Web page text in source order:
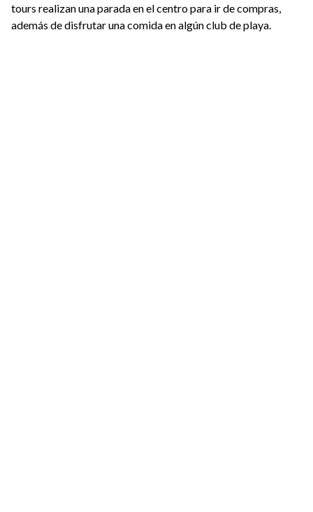
tours realizan una parada en el centro para ir de compras,
además de disfrutar una comida en algún club de playa.